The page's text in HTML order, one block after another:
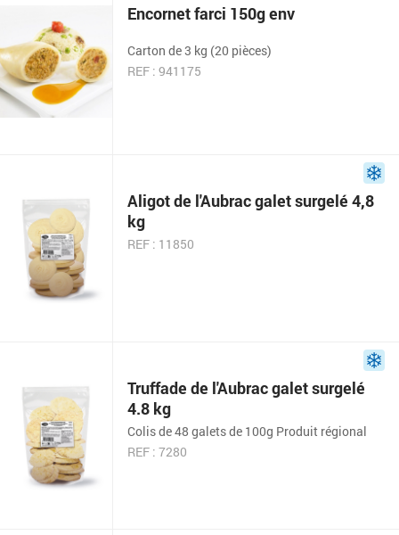
Encornet farci 150g env
Carton de 3 kg (20 pièces)
REF : 941175
Aligot de l'Aubrac galet surgelé 4,8
kg
REF : 11850
Truffade de l'Aubrac galet surgelé
4.8 kg
Colis de 48 galets de 100g Produit régional
REF : 7280